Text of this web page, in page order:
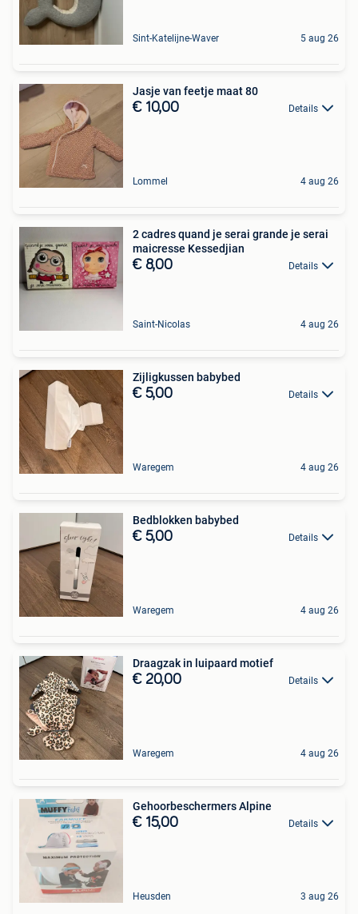
Sint-Katelijne-Waver 5 aug 26
Jasje van feetje maat 80
€ 10,00 Details
Lommel 4 aug 26
2 cadres quand je serai grande je serai
maicresse Kessedjian
€ 8,00 Details
Saint-Nicolas 4 aug 26
Zijligkussen babybed
€ 5,00 Details
Waregem 4 aug 26
Bedblokken babybed
€ 5,00 Details
Waregem 4 aug 26
Draagzak in luipaard motief
€ 20,00 Details
Waregem 4 aug 26
Gehoorbeschermers Alpine
€ 15,00 Details
Heusden 3 aug 26